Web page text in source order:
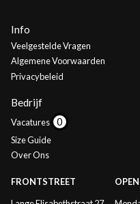
Info
Veelgestelde Vragen
Algemene Voorwaarden
Privacybeleid
Bedrijf
Vacatures
Size Guide
Over Ons
FRONTSTREET